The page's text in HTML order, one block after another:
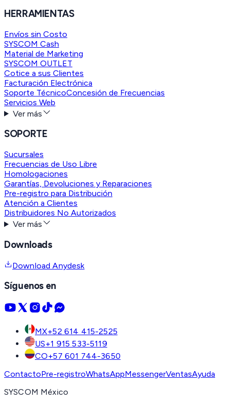
HERRAMIENTAS
Envíos sin Costo
SYSCOM Cash
Material de Marketing
SYSCOM OUTLET
Cotice a sus Clientes
Facturación Electrónica
Soporte TécnicoConcesión de Frecuencias
Servicios Web
Ver más
SOPORTE
Sucursales
Frecuencias de Uso Libre
Homologaciones
Garantías, Devoluciones y Reparaciones
Pre-registro para Distribución
Atención a Clientes
Distribuidores No Autorizados
Ver más
Downloads
Download Anydesk
Síguenos en
MX+52 614 415-2525
US+1 915 533-5119
CO+57 601 744-3650
ContactoPre-registroWhatsAppMessengerVentasAyuda
SYSCOM México